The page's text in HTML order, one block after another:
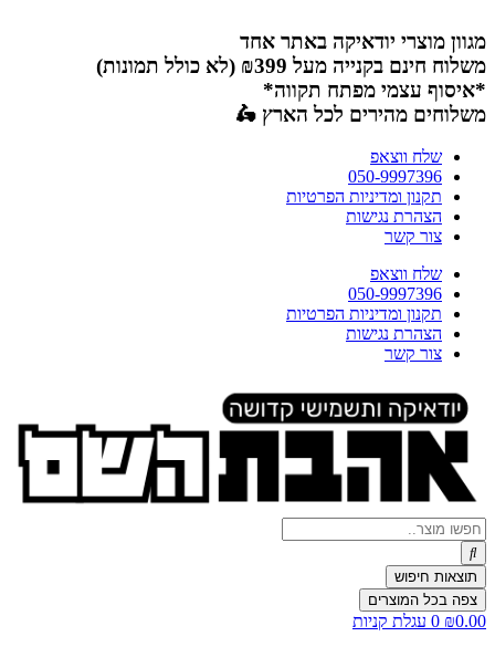
לתוכן
מגוון מוצרי יודאיקה באתר אחד
משלוח חינם בקנייה מעל ₪399 (לא כולל תמונות)
*איסוף עצמי מפתח תקווה*
משלוחים מהירים לכל הארץ 🛵
שלח ווצאפ
050-9997396
תקנון ומדיניות הפרטיות
הצהרת נגישות
צור קשר
שלח ווצאפ
050-9997396
תקנון ומדיניות הפרטיות
הצהרת נגישות
צור קשר
Search
...
תוצאות חיפוש
צפה בכל המוצרים
₪0.00
0 עגלת קניות